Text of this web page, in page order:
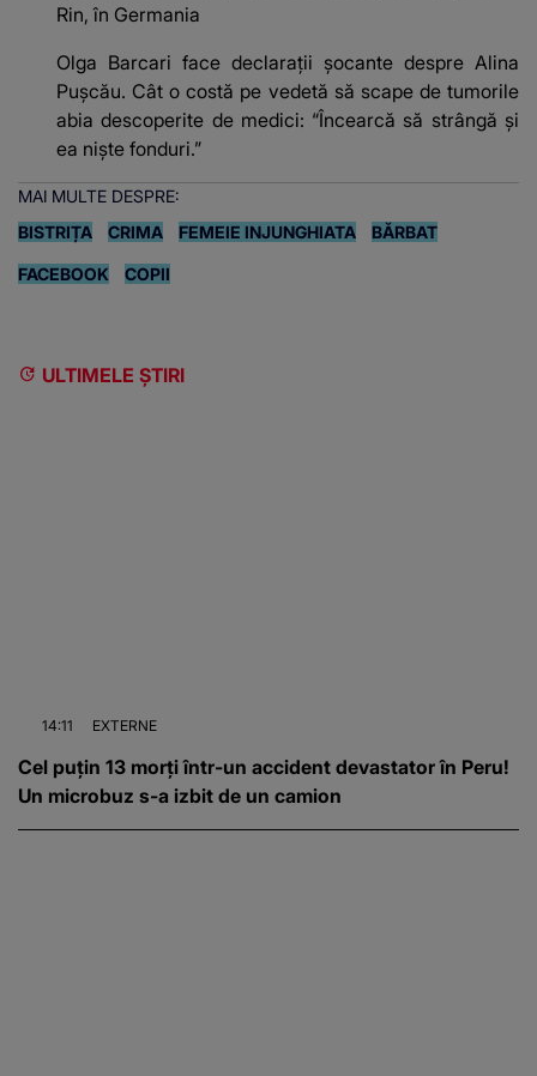
Rin, în Germania
Olga Barcari face declarații șocante despre Alina
Pușcău. Cât o costă pe vedetă să scape de tumorile
abia descoperite de medici: “Încearcă să strângă și
ea niște fonduri.”
MAI MULTE DESPRE:
BISTRIȚA
CRIMA FEMEIE INJUNGHIATA BĂRBAT
FACEBOOK COPII
ULTIMELE ȘTIRI
14:11 EXTERNE
Cel puțin 13 morți într-un accident devastator în Peru!
Un microbuz s-a izbit de un camion